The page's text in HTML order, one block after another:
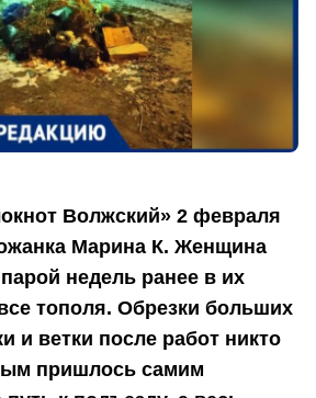
Волжский» 2 февраля
Марина К. Женщина
недель ранее в их
тополя. Обрезки больших
и ветки после работ никто
пришлось самим